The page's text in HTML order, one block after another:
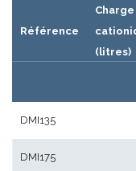
Référence
Charge
(litres)
DMI135
DMI175